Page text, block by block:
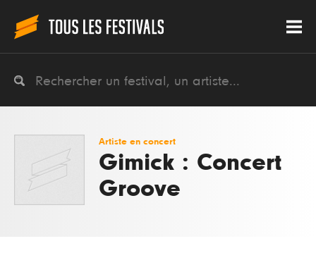
Artiste en concert
Gimick : Concert
Groove